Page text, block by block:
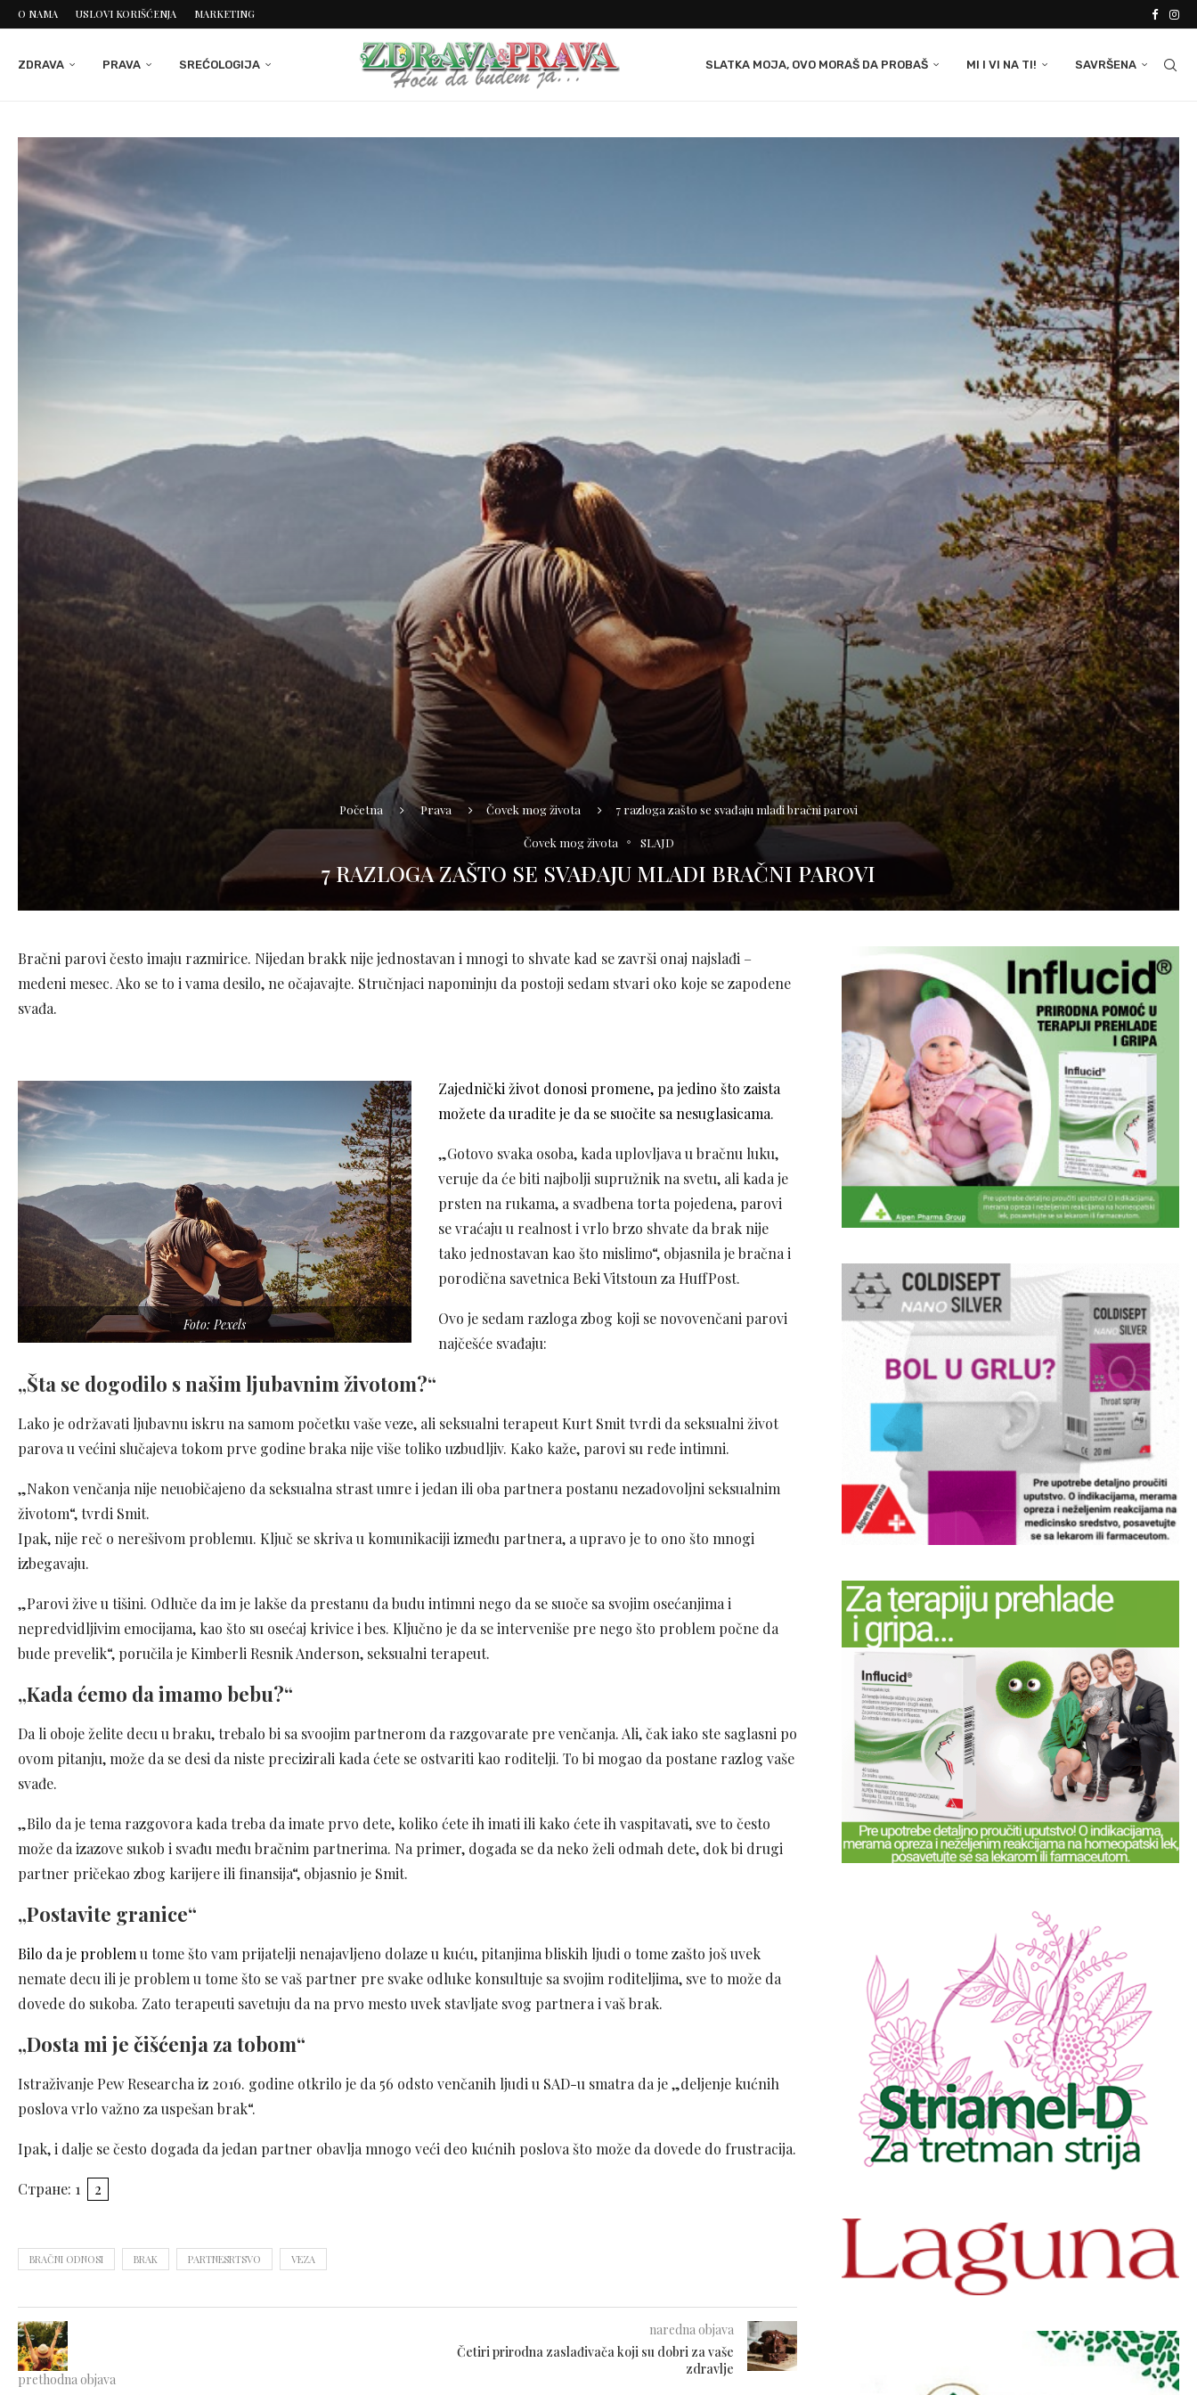
O NAMA USLOVI KORIŠĆENJA MARKETING
ZDRAVA PRAVA SREĆOLOGIJA SLATKA MOJA, OVO MORAŠ DA PROBAŠ MI I VI NA TI! SAVRŠENA
Početna Prava Čovek mog života 7 razloga zašto se svađaju mladi bračni parovi
Čovek mog života SLAJD
7 RAZLOGA ZAŠTO SE SVAĐAJU MLADI BRAČNI PAROVI
Bračni parovi često imaju razmirice. Nijedan brakk nije jednostavan i mnogi to shvate kad se završi onaj najslađi –
medeni mesec. Ako se to i vama desilo, ne očajavajte. Stručnjaci napominju da postoji sedam stvari oko koje se zapodene
svađa.
Foto: Pexels
Zajednički život donosi promene, pa jedino što zaista
možete da uradite je da se suočite sa nesuglasicama.
„Gotovo svaka osoba, kada uplovljava u bračnu luku,
veruje da će biti najbolji supružnik na svetu, ali kada je
prsten na rukama, a svadbena torta pojedena, parovi
se vraćaju u realnost i vrlo brzo shvate da brak nije
tako jednostavan kao što mislimo“, objasnila je bračna i
porodična savetnica Beki Vitstoun za HuffPost.
Ovo je sedam razloga zbog koji se novovenčani parovi
najčešće svađaju:
„Šta se dogodilo s našim ljubavnim životom?“
Lako je održavati ljubavnu iskru na samom početku vaše veze, ali seksualni terapeut Kurt Smit tvrdi da seksualni život
parova u većini slučajeva tokom prve godine braka nije više toliko uzbudljiv. Kako kaže, parovi su ređe intimni.
„Nakon venčanja nije neuobičajeno da seksualna strast umre i jedan ili oba partnera postanu nezadovoljni seksualnim
životom“, tvrdi Smit.
Ipak, nije reč o nerešivom problemu. Ključ se skriva u komunikaciji između partnera, a upravo je to ono što mnogi
izbegavaju.
„Parovi žive u tišini. Odluče da im je lakše da prestanu da budu intimni nego da se suoče sa svojim osećanjima i
nepredvidljivim emocijama, kao što su osećaj krivice i bes. Ključno je da se interveniše pre nego što problem počne da
bude prevelik“, poručila je Kimberli Resnik Anderson, seksualni terapeut.
„Kada ćemo da imamo bebu?“
Da li oboje želite decu u braku, trebalo bi sa svoojim partnerom da razgovarate pre venčanja. Ali, čak iako ste saglasni po
ovom pitanju, može da se desi da niste precizirali kada ćete se ostvariti kao roditelji. To bi mogao da postane razlog vaše
svađe.
„Bilo da je tema razgovora kada treba da imate prvo dete, koliko ćete ih imati ili kako ćete ih vaspitavati, sve to često
može da izazove sukob i svađu među bračnim partnerima. Na primer, događa se da neko želi odmah dete, dok bi drugi
partner pričekao zbog karijere ili finansija“, objasnio je Smit.
„Postavite granice“
Bilo da je problem u tome što vam prijatelji nenajavljeno dolaze u kuću, pitanjima bliskih ljudi o tome zašto još uvek
nemate decu ili je problem u tome što se vaš partner pre svake odluke konsultuje sa svojim roditeljima, sve to može da
dovede do sukoba. Zato terapeuti savetuju da na prvo mesto uvek stavljate svog partnera i vaš brak.
„Dosta mi je čišćenja za tobom“
Istraživanje Pew Researcha iz 2016. godine otkrilo je da 56 odsto venčanih ljudi u SAD-u smatra da je „deljenje kućnih
poslova vrlo važno za uspešan brak“.
Ipak, i dalje se često događa da jedan partner obavlja mnogo veći deo kućnih poslova što može da dovede do frustracija.
Стране: 1 2
BRAČNI ODNOSI BRAK PARTNESRTSVO VEZA
prethodna objava
naredna objava
Četiri prirodna zaslađivača koji su dobri za vaše
zdravlje